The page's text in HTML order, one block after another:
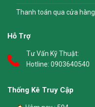
Thanh toán qua cửa hàng
Hỗ Trợ
Tư Vấn Kỹ Thuật:
Hotline: 0903640540
Thống Kê Truy Cập